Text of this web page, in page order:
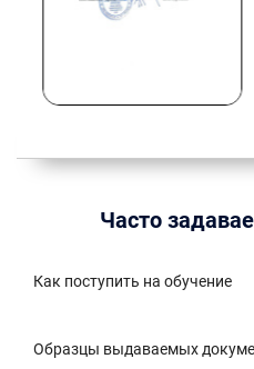
Часто
Как поступить на обучение
Образцы выдаваемых